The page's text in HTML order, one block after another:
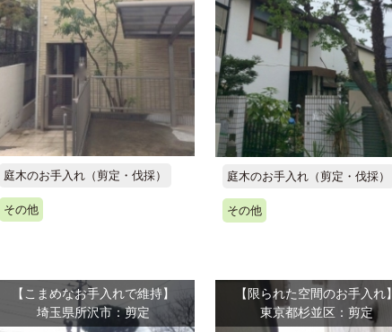
庭木のお手入れ（剪定・伐採）
その他
庭木のお手入れ（剪定・伐採）
その他
【こまめなお手入れで維持】
埼玉県所沢市：剪定
【限られた空間のお手入れ】
東京都杉並区：剪定